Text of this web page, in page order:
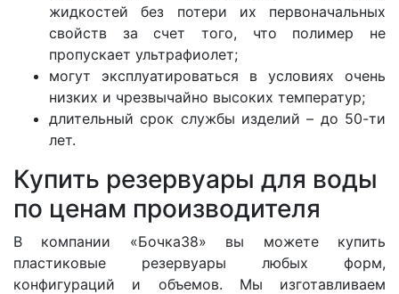
жидкостей без потери их первоначальных
свойств за счет того, что полимер не
пропускает ультрафиолет;
могут эксплуатироваться в условиях очень
низких и чрезвычайно высоких температур;
длительный срок службы изделий – до 50-ти
лет.
Купить резервуары для воды
по ценам производителя
В компании «Бочка38» вы можете купить
пластиковые резервуары любых форм,
конфигураций и объемов. Мы изготавливаем